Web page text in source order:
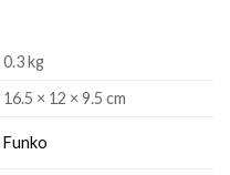
0.3 kg
16.5 × 12 × 9.5 cm
Funko